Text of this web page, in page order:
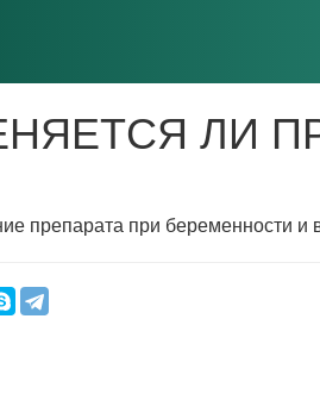
ЛИ
препарата при беременности и